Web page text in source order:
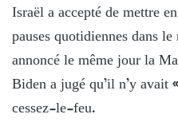
Israël a accepté de mettre
pauses quotidiennes dans
annoncé le même jour la
Biden a jugé qu’il n’y avait
cessez-le-feu.